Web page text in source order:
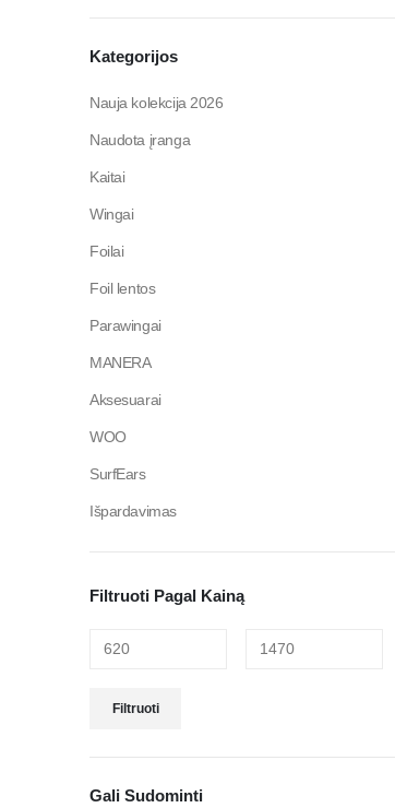
Kategorijos
Nauja kolekcija 2026
Naudota įranga
Kaitai
Wingai
Foilai
Foil lentos
Parawingai
MANERA
Aksesuarai
WOO
SurfEars
Išpardavimas
Filtruoti Pagal Kainą
Filtruoti
Gali Sudominti